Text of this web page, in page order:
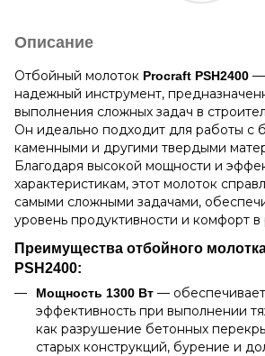
Описание
Отбойный молоток Procraft PSH2400 —
надежный инструмент,
выполнения сложных задач в
Он идеально подходит для работы с
каменными и другими твердыми
Благодаря высокой мощности и
характеристикам, этот молоток
самыми сложными задачами,
уровень продуктивности и комфорт в
Преимущества отбойного
PSH2400:
Мощность 1300 Вт —
эффективность при выполнении
как разрушение бетонных
старых конструкций, бурение и